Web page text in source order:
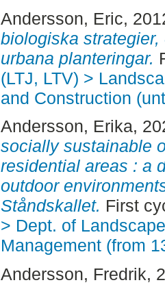
Andersson, Eric,
biologiska
urbana planteringar.
(LTJ, LTV) >
and Construction
Andersson, Erika,
socially sustainable
residential areas : a
outdoor
Ståndskallet. First
> Dept. of
Management (from
Andersson, Fredrik,